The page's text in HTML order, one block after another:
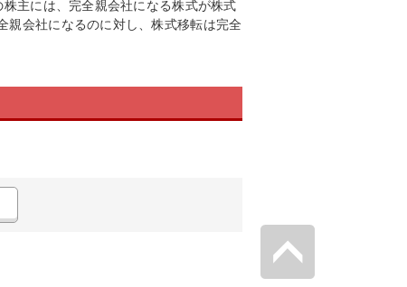
主には、完全親会社になる株式が株式
親会社になるのに対し、株式移転は完全